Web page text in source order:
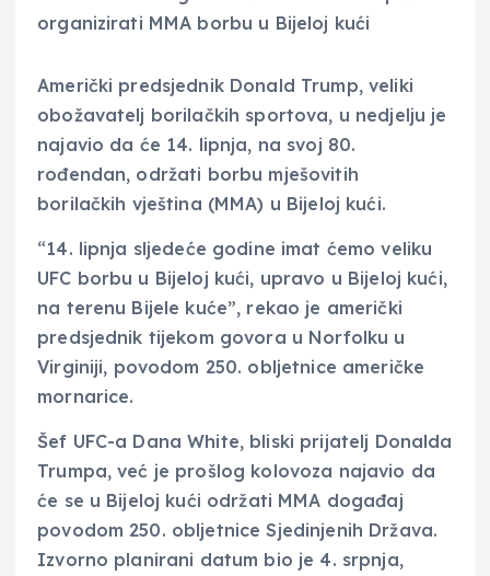
Američki predsjednik Donald Trump, veliki
obožavatelj borilačkih sportova, u nedjelju je
najavio da će 14. lipnja, na svoj 80.
rođendan, održati borbu mješovitih
borilačkih vještina (MMA) u Bijeloj kući.
“14. lipnja sljedeće godine imat ćemo veliku
UFC borbu u Bijeloj kući, upravo u Bijeloj kući,
na terenu Bijele kuće”, rekao je američki
predsjednik tijekom govora u Norfolku u
Virginiji, povodom 250. obljetnice američke
mornarice.
Šef UFC-a Dana White, bliski prijatelj Donalda
Trumpa, već je prošlog kolovoza najavio da
će se u Bijeloj kući održati MMA događaj
povodom 250. obljetnice Sjedinjenih Država.
Izvorno planirani datum bio je 4. srpnja,